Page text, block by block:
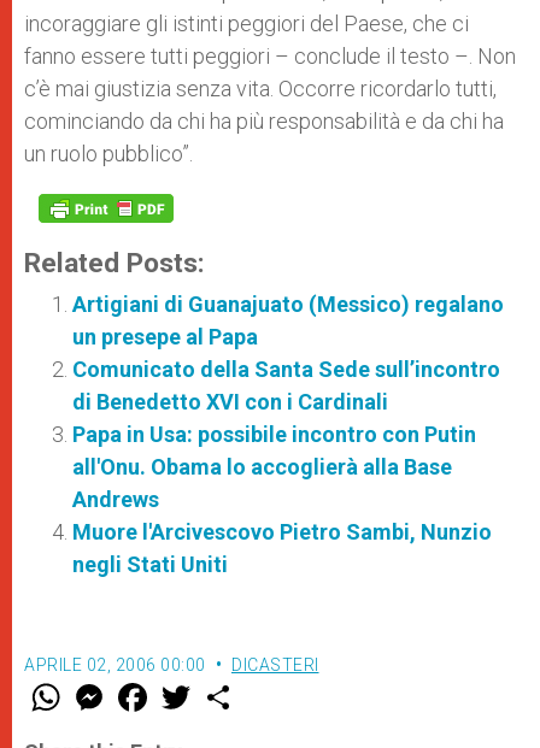
incoraggiare gli istinti peggiori del Paese, che ci
fanno essere tutti peggiori – conclude il testo –. Non
c’è mai giustizia senza vita. Occorre ricordarlo tutti,
cominciando da chi ha più responsabilità e da chi ha
un ruolo pubblico”.
Related Posts:
Artigiani di Guanajuato (Messico) regalano
un presepe al Papa
Comunicato della Santa Sede sull’incontro
di Benedetto XVI con i Cardinali
Papa in Usa: possibile incontro con Putin
all'Onu. Obama lo accoglierà alla Base
Andrews
Muore l'Arcivescovo Pietro Sambi, Nunzio
negli Stati Uniti
APRILE 02, 2006 00:00 DICASTERI
W M
e
F
a w